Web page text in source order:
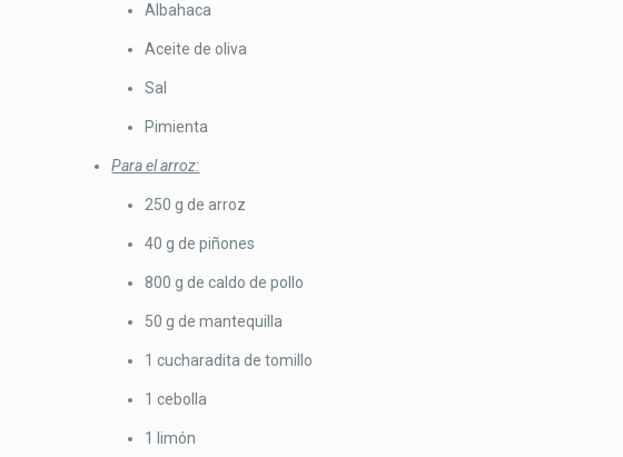
Albahaca
Aceite de oliva
Sal
Pimienta
Para el arroz:
250 g de arroz
40 g de piñones
800 g de caldo de pollo
50 g de mantequilla
1 cucharadita de tomillo
1 cebolla
1 limón